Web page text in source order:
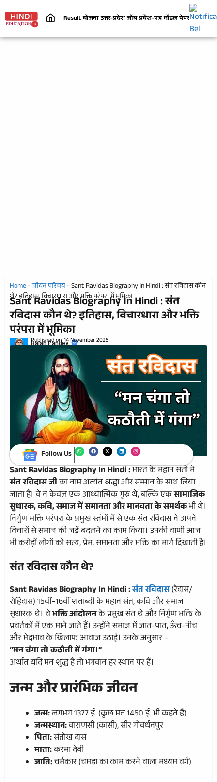
Result योजना उत्तर-प्रदेशजॉबप्रवेश-पत्रमॉडल पेपर निबंध
Home-जीवन परिचय-Sant Ravidas Biography In Hindi : संत रविदास कौन
थे? इतिहास, विचारधारा और भक्ति परंपरा में भूमिका
Sant Ravidas Biography In Hindi : संत
रविदास कौन थे? इतिहास, विचारधारा और भक्ति
परंपरा में भूमिका
Rajan Pandey
Published on:14 November 2025
Follow Us
Sant Ravidas Biography In Hindi :भारत के महान संतों में
संत रविदास जीका नाम अत्यंत श्रद्धा और सम्मान के साथ लिया
जाता है। वे न केवल एक आध्यात्मिक गुरु थे, बल्कि एकसामाजिक
सुधारक, कवि, समाज में समानता और मानवता के समर्थकभी थे।
निर्गुण भक्ति परंपरा के प्रमुख स्तंभों में से एक संत रविदास ने अपने
विचारों से समाज की जड़ें बदलने का काम किया। उनकी वाणी आज
भी करोड़ों लोगों को सत्य, प्रेम, समानता और भक्ति का मार्ग दिखाती है।
संत रविदास कौन थे?
Sant Ravidas Biography In Hindi :संत रविदास(रैदास/
रोहिदास) 15वीं–16वीं शताब्दी के महान संत, कवि और समाज
सुधारक थे। वेभक्ति आंदोलनके प्रमुख संत थे और निर्गुण भक्ति के
प्रवर्तकों में एक माने जाते हैं। उन्होंने समाज में जात-पात, ऊँच-नीच
और भेदभाव के खिलाफ आवाज उठाई। उनके अनुसार –
“मन चंगा तो कठौती में गंगा।”
अर्थात यदि मन शुद्ध है तो भगवान हर स्थान पर हैं।
जन्म और प्रारंभिक जीवन
जन्म:लगभग 1377 ई. (कुछ मत 1450 ई. भी कहते हैं)
जन्मस्थान:वाराणसी (कासी), सीर गोवर्धनपुर
पिता:संतोख दास
माता:करमा देवी
जाति:चर्मकार (चमड़ा का काम करने वाला मध्यम वर्ग)